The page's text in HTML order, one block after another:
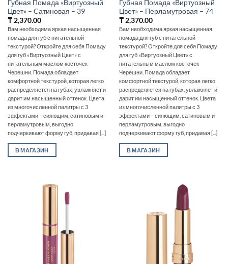
Губная Помада «Виртуозный
Цвет» – Cатиновая – 39
₸2,370.00
Вам необходима яркая насыщенная
помада для губ с питательной
текстурой? Откройте для себя Помаду
для губ «Виртуозный Цвет» с
питательным маслом косточек
Черешни. Помада обладает
комфортной текстурой, которая легко
распределяется на губах, увлажняет и
дарит им насыщенный оттенок. Цвета
из многочисленной палитры с 3
эффектами – сияющим, сатиновым и
перламутровым, выгодно
подчеркивают форму губ, придавая [...]
В МАГАЗИН
Губная Помада «Виртуозный
Цвет» – Перламутровая – 74
₸2,370.00
Вам необходима яркая насыщенная
помада для губ с питательной
текстурой? Откройте для себя Помаду
для губ «Виртуозный Цвет» с
питательным маслом косточек
Черешни. Помада обладает
комфортной текстурой, которая легко
распределяется на губах, увлажняет и
дарит им насыщенный оттенок. Цвета
из многочисленной палитры с 3
эффектами – сияющим, сатиновым и
перламутровым, выгодно
подчеркивают форму губ, придавая [...]
В МАГАЗИН